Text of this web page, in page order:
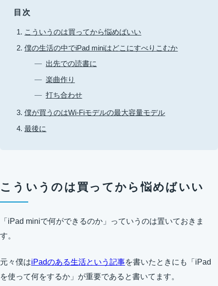
目次
こういうのは買ってから悩めばいい
僕の生活の中でiPad miniはどこにすべりこむか
出先での読書に
楽曲作り
打ち合わせ
僕が買うのはWi-Fiモデルの最大容量モデル
最後に
こういうのは買ってから悩めばいい
「iPad miniで何ができるのか」っていうのは置いておきま
す。
元々僕はiPadのある生活という記事を書いたときにも「iPad
を使って何をするか」が重要であると書いてます。